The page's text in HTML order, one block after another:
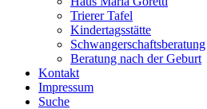
Trierer Tafel
Kindertagsstätte
Schwangerschaftsberatung
Beratung nach der Geburt
Kontakt
Impressum
Suche